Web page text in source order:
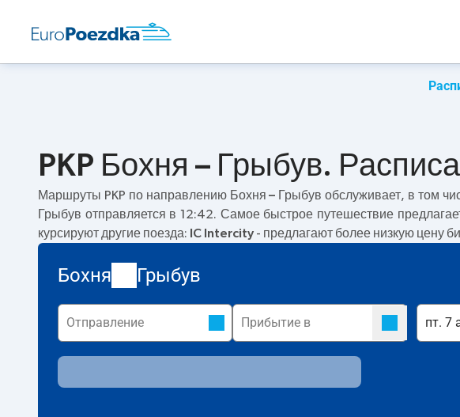
PKP Бохня – Грыбув.
Маршруты PKP по направлению Бохня – Грыбув обслуживает, в том
Грыбув отправляется в 12:42. Самое быстрое путешествие
курсируют другие поезда: IC Intercity - предлагают более низкую цену
Бохня Грыбув